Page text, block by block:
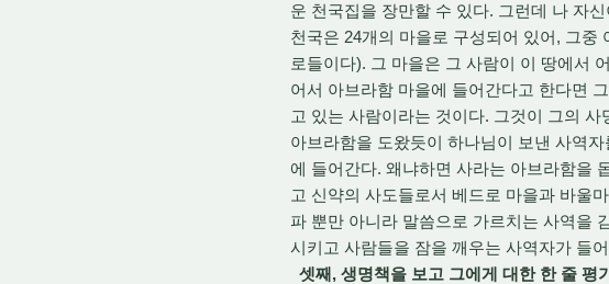
운 천국집을 장만할 수 있다. 그런데 나 자
천국은 24개의 마을로 구성되어 있어, 그
로들이다). 그 마을은 그 사람이 이 땅에서
어서 아브라함 마을에 들어간다고 한다면
고 있는 사람이라는 것이다. 그것이 그의
아브라함을 도왔듯이 하나님이 보낸 사역
에 들어간다. 왜냐하면 사라는 아브라함을
고 신약의 사도들로서 베드로 마을과 바울
파 뿐만 아니라 말씀으로 가르치는 사역을
시키고 사람들을 잠을 깨우는 사역자가 들
셋째, 생명책을 보고 그에게 대한 한 줄 평